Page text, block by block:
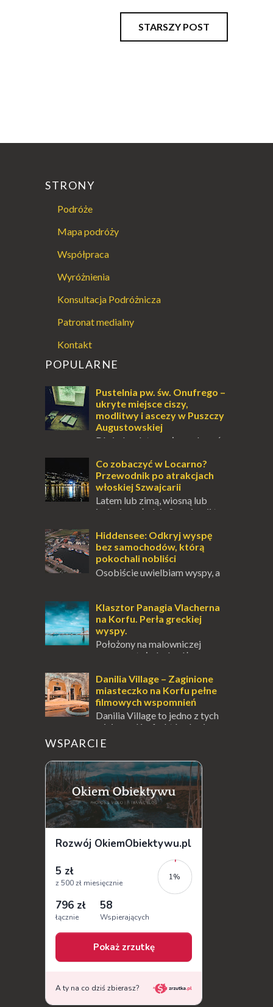
STARSZY POST
STRONY
Podróże
Mapa podróży
Współpraca
Wyróżnienia
Konsultacja Podróżnicza
Patronat medialny
Kontakt
POPULARNE
Pustelnia pw. św. Onufrego –
ukryte miejsce ciszy,
modlitwy i ascezy w Puszczy
Augustowskiej
Dla jednych to może wydawać
przetrwania lub romantycznym życiem. Dla
innych to nieustanne przebywanie z B...
Co zobaczyć w Locarno?
Przewodnik po atrakcjach
włoskiej Szwajcarii
Latem lub zimą, wiosną lub
jesienią, południe Szwajcarii to
odwiedzić. Moja zimowa podróż do
Locarno gwara...
Hiddensee: Odkryj wyspę
bez samochodów, którą
pokochali nobliści
Osobiście uwielbiam wyspy, a
pośrodku Bałtyku? To zawsze brzmi jak
doskonał...
Klasztor Panagia Vlacherna
na Korfu. Perła greckiej
wyspy.
Położony na malowniczej
wysepce, tuż obok półwyspu
jest jednym z najbardziej rozpoznawalnych
symbo...
Danilia Village – Zaginione
miasteczko na Korfu pełne
filmowych wspomnień
Danilia Village to jedno z tych
miejsc na Korfu, które kryje w
sobie wiele tajemnic i historii, a przy tym
jest doskonale znane miłośnikom f...
WSPARCIE